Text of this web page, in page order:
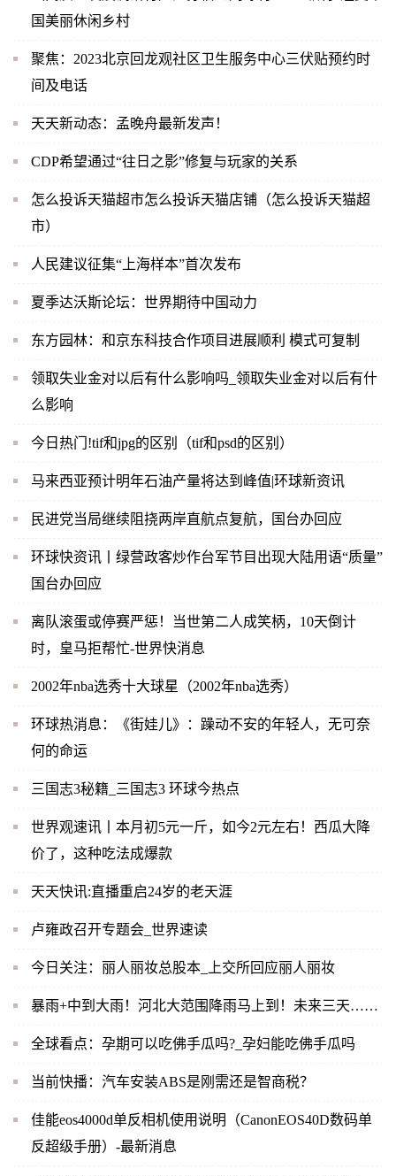
国美丽休闲乡村
聚焦：2023北京回龙观社区卫生服务中心三伏贴预约时
间及电话
天天新动态：孟晚舟最新发声！
CDP希望通过“往日之影”修复与玩家的关系
怎么投诉天猫超市怎么投诉天猫店铺（怎么投诉天猫超
市）
人民建议征集“上海样本”首次发布
夏季达沃斯论坛：世界期待中国动力
东方园林：和京东科技合作项目进展顺利 模式可复制
领取失业金对以后有什么影响吗_领取失业金对以后有什
么影响
今日热门!tif和jpg的区别（tif和psd的区别）
马来西亚预计明年石油产量将达到峰值|环球新资讯
民进党当局继续阻挠两岸直航点复航，国台办回应
环球快资讯丨绿营政客炒作台军节目出现大陆用语“质量”
国台办回应
离队滚蛋或停赛严惩！当世第二人成笑柄，10天倒计
时，皇马拒帮忙-世界快消息
2002年nba选秀十大球星（2002年nba选秀）
环球热消息：《街娃儿》：躁动不安的年轻人，无可奈
何的命运
三国志3秘籍_三国志3 环球今热点
世界观速讯丨本月初5元一斤，如今2元左右！西瓜大降
价了，这种吃法成爆款
天天快讯:直播重启24岁的老天涯
卢雍政召开专题会_世界速读
今日关注：丽人丽妆总股本_上交所回应丽人丽妆
暴雨+中到大雨！河北大范围降雨马上到！未来三天……
全球看点：孕期可以吃佛手瓜吗?_孕妇能吃佛手瓜吗
当前快播：汽车安装ABS是刚需还是智商税？
佳能eos4000d单反相机使用说明（CanonEOS40D数码单
反超级手册）-最新消息